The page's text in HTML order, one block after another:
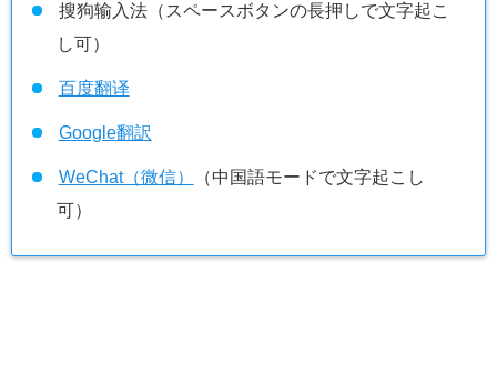
搜狗输入法（スペースボタンの長押しで文字起こ
し可）
百度翻译
Google翻訳
WeChat（微信）
（中国語モードで文字起こし
可）